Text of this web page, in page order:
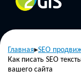
Главная SEO
Как писать SEO
вашего сайта